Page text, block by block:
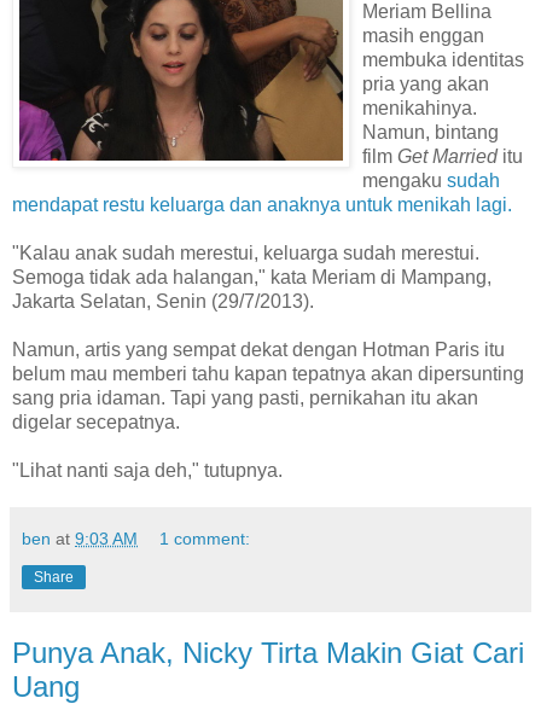
Meriam Bellina
masih enggan
membuka identitas
pria yang akan
menikahinya.
Namun, bintang
film Get Marrieditu
mengaku sudah
mendapat restu keluarga dan anaknya untuk menikah lagi.
"Kalau anak sudah merestui, keluarga sudah merestui.
Semoga tidak ada halangan," kata Meriam di Mampang,
Jakarta Selatan, Senin (29/7/2013).
Namun, artis yang sempat dekat dengan Hotman Paris itu
belum mau memberi tahu kapan tepatnya akan dipersunting
sang pria idaman. Tapi yang pasti, pernikahan itu akan
digelar secepatnya.
"Lihat nanti saja deh," tutupnya.
ben at 9:03 AM 1 comment:
Share
Punya Anak, Nicky Tirta Makin Giat Cari
Uang